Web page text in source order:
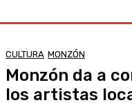
CULTURA MONZÓN
Monzón da a
los artistas